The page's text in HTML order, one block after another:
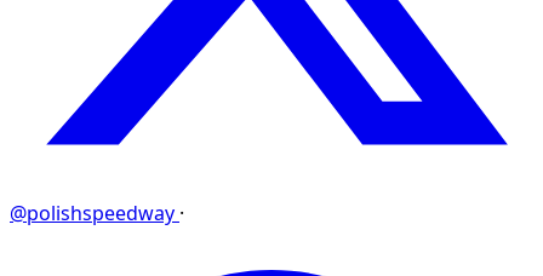
@polishspeedway ·